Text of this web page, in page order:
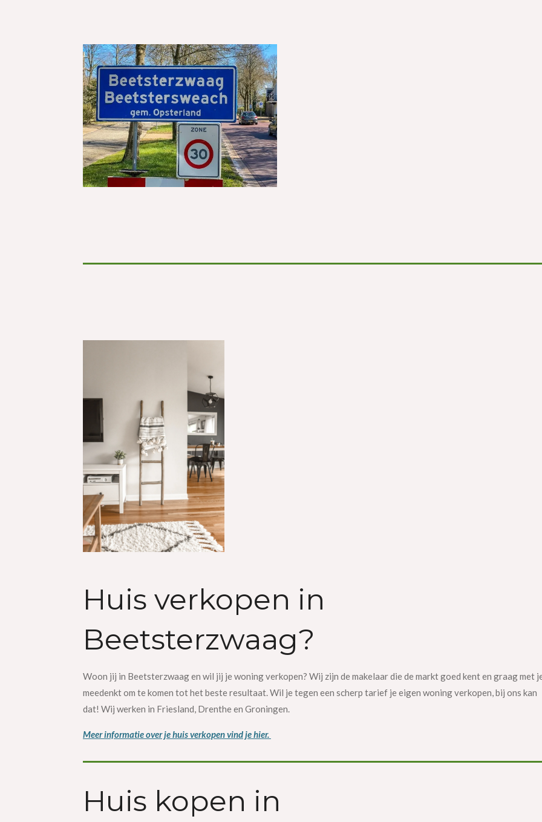
Huis verkopen in
Beetsterzwaag?
Woon jij in Beetsterzwaag en wil jij je woning verkopen? Wij zijn de makelaar die de markt goed kent en graag met
meedenkt om te komen tot het beste resultaat. Wil je tegen een scherp tarief je eigen woning verkopen, bij ons kan
dat! Wij werken in Friesland, Drenthe en Groningen.
Meer informatie over je huis verkopen vind je hier.
Huis kopen in